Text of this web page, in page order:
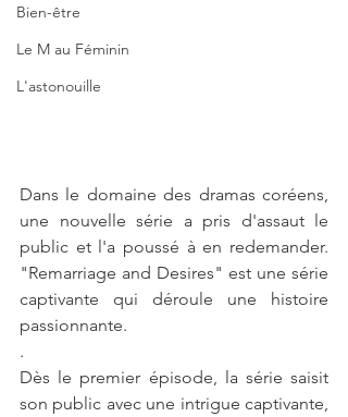
Bien-être
Le M au Féminin
L'astonouille
Dans le domaine des dramas coréens,
une nouvelle série a pris d'assaut le
public et l'a poussé à en redemander.
"Remarriage and Desires" est une série
captivante qui déroule une histoire
passionnante.
.
Dès le premier épisode, la série saisit
son public avec une intrigue captivante,